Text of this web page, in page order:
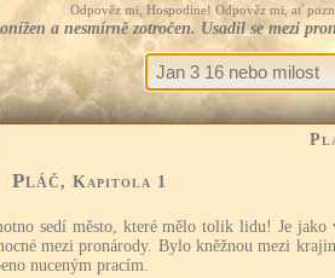
Odpověz mi, Hospodine! Odpověz mi, ať
a nesmírně zotročen. Usadil se mezi
Pláč, Kapitola 1
sedí město, které mělo tolik lidu! Je jako
mezi pronárody. Bylo kněžnou mezi
nuceným pracím.